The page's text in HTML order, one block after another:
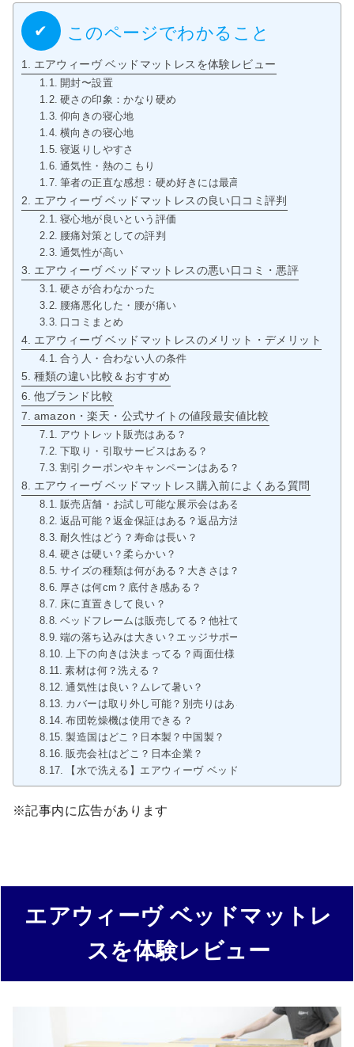
このページでわかること
エアウィーヴ ベッドマットレスを体験レビュー
開封〜設置
硬さの印象：かなり硬め
仰向きの寝心地
横向きの寝心地
寝返りしやすさ
通気性・熱のこもり
筆者の正直な感想：硬め好きには最高の選択
エアウィーヴ ベッドマットレスの良い口コミ評判
寝心地が良いという評価
腰痛対策としての評判
通気性が高い
エアウィーヴ ベッドマットレスの悪い口コミ・悪評
硬さが合わなかった
腰痛悪化した・腰が痛い
口コミまとめ
エアウィーヴ ベッドマットレスのメリット・デメリット
合う人・合わない人の条件
種類の違い比較＆おすすめ
他ブランド比較
amazon・楽天・公式サイトの値段最安値比較
アウトレット販売はある？
下取り・引取サービスはある？
割引クーポンやキャンペーンはある？
エアウィーヴ ベッドマットレス購入前によくある質問
販売店舗・お試し可能な展示会はある？
返品可能？返金保証はある？返品方法は？
耐久性はどう？寿命は長い？
硬さは硬い？柔らかい？
サイズの種類は何がある？大きさは？重さは？
厚さは何cm？底付き感ある？
床に直置きして良い？
ベッドフレームは販売してる？他社で合うものはどれ？
端の落ち込みは大きい？エッジサポートはある？
上下の向きは決まってる？両面仕様？片面仕様？
素材は何？洗える？
通気性は良い？ムレて暑い？
カバーは取り外し可能？別売りはある？
布団乾燥機は使用できる？
製造国はどこ？日本製？中国製？
販売会社はどこ？日本企業？
【水で洗える】エアウィーヴ ベッドマットレスS01
※記事内に広告があります
エアウィーヴ ベッドマットレ
スを体験レビュー